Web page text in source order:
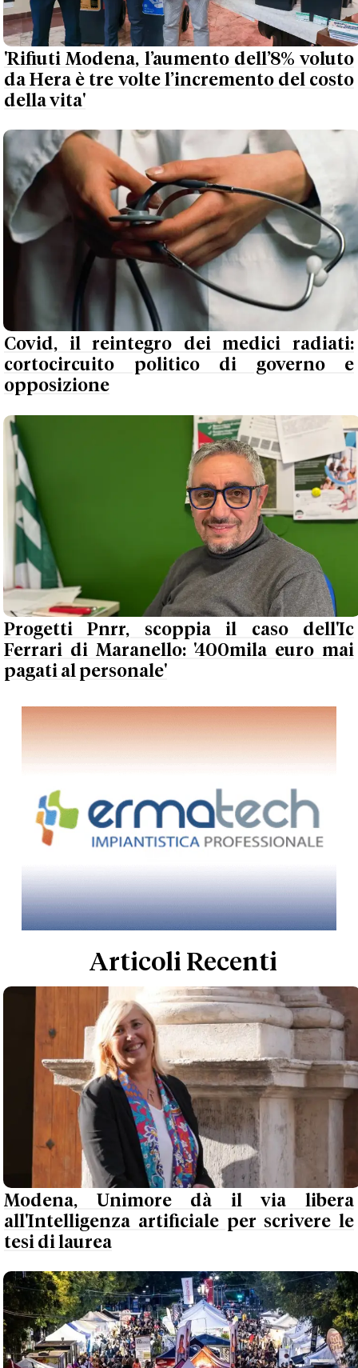
'Rifiuti Modena, l’aumento dell’8% voluto
da Hera è tre volte l’incremento del costo
della vita'
Covid, il reintegro dei medici radiati:
cortocircuito politico di governo e
opposizione
Progetti Pnrr, scoppia il caso dell'Ic
Ferrari di Maranello: '400mila euro mai
pagati al personale'
Articoli Recenti
Modena, Unimore dà il via libera
all'Intelligenza artificiale per scrivere le
tesi di laurea